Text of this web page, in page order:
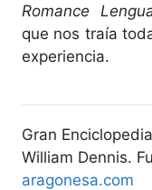
Romance
que nos traía
experiencia.
Gran
William Dennis.
aragonesa.com